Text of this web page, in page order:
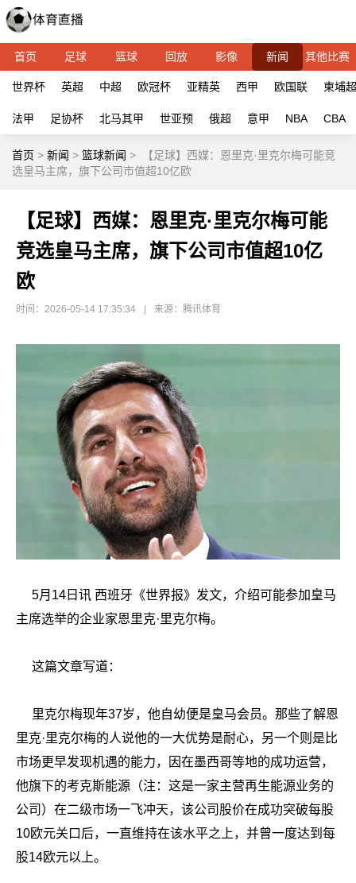
首页 足球 篮球 回放 影像 新闻 其他比赛
世界杯 英超 中超 欧冠杯 亚精英 西甲 欧国联 柬埔超
法甲 足协杯 北马其甲 世亚预 俄超 意甲 NBA CBA
首页 > 新闻 > 篮球新闻 >
【足球】西媒：恩里克·里克尔梅可能竞
选皇马主席，旗下公司市值超10亿欧
【足球】西媒：恩里克·里克尔梅可能
竞选皇马主席，旗下公司市值超10亿
欧
时间：2026-05-14 17:35:34 来源：腾讯体育
5月14日讯 西班牙《世界报》发文，介绍可能参加皇马
主席选举的企业家恩里克·里克尔梅。
这篇文章写道：
里克尔梅现年37岁，他自幼便是皇马会员。 那些了解恩
里克·里克尔梅的人说他的一大优势是耐心，另一个则是比
市场更早发现机遇的能力，因在墨西哥等地的成功运营，
他旗下的考克斯能源（注：这是一家主营再生能源业务的
公司）在二级市场一飞冲天，该公司股价在成功突破每股
10欧元关口后，一直维持在该水平之上，并曾一度达到每
股14欧元以上。